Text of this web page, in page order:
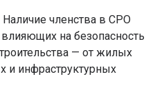
членства в СРО
влияющих на безопасность
— от жилых
инфраструктурных